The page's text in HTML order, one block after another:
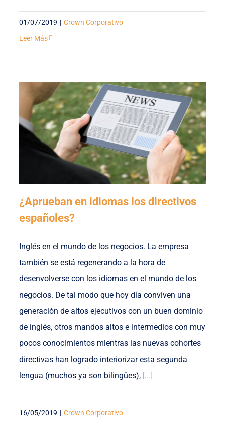
01/07/2019 | Crown Corporativo
Leer Más
¿Aprueban en idiomas los directivos
españoles?
Inglés en el mundo de los negocios. La empresa
también se está regenerando a la hora de
desenvolverse con los idiomas en el mundo de los
negocios. De tal modo que hoy día conviven una
generación de altos ejecutivos con un buen dominio
de inglés, otros mandos altos e intermedios con muy
pocos conocimientos mientras las nuevas cohortes
directivas han logrado interiorizar esta segunda
lengua (muchos ya son bilingües), [...]
16/05/2019 | Crown Corporativo